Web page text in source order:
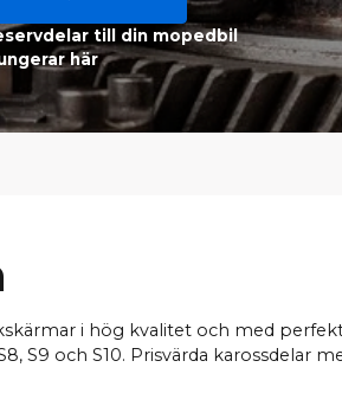
till din mopedbil
här
i hög kvalitet och med
S9 och S10. Prisvärda karossdelar